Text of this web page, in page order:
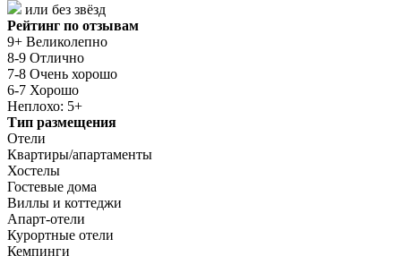
или без звёзд
Рейтинг по отзывам
9+ Великолепно
8-9 Отлично
7-8 Очень хорошо
6-7 Хорошо
Неплохо: 5+
Тип размещения
Отели
Квартиры/апартаменты
Хостелы
Гостевые дома
Виллы и коттеджи
Апарт-отели
Курортные отели
Кемпинги